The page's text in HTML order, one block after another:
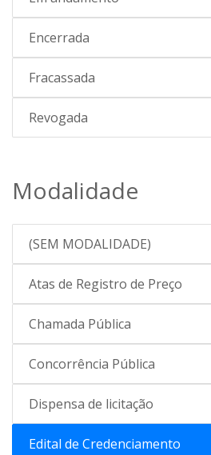
Encerrada
Fracassada
Revogada
Modalidade
(SEM MODALIDADE)
Atas de Registro de Preço
Chamada Pública
Concorrência Pública
Dispensa de licitação
Edital de Credenciamento